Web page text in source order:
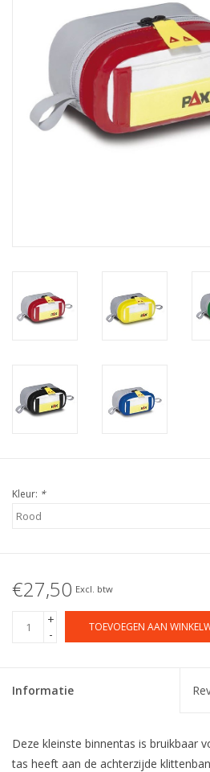
Kleur: *
€27,50 Excl. btw
+
-
TOEVOEGEN AAN
Informatie
Deze kleinste binnentas is bruikbaar
tas heeft aan de achterzijde